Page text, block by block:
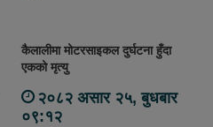
कैलालीमा मोटरसाइकल दुर्घटना हुँदा
एकको मृत्यु
२०८२ असार २५, बुधबार
०९:१२